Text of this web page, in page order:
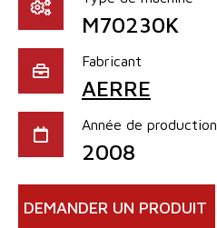
M70230K
Fabricant
AERRE
Année de production
2008
DEMANDER UN PRODUIT